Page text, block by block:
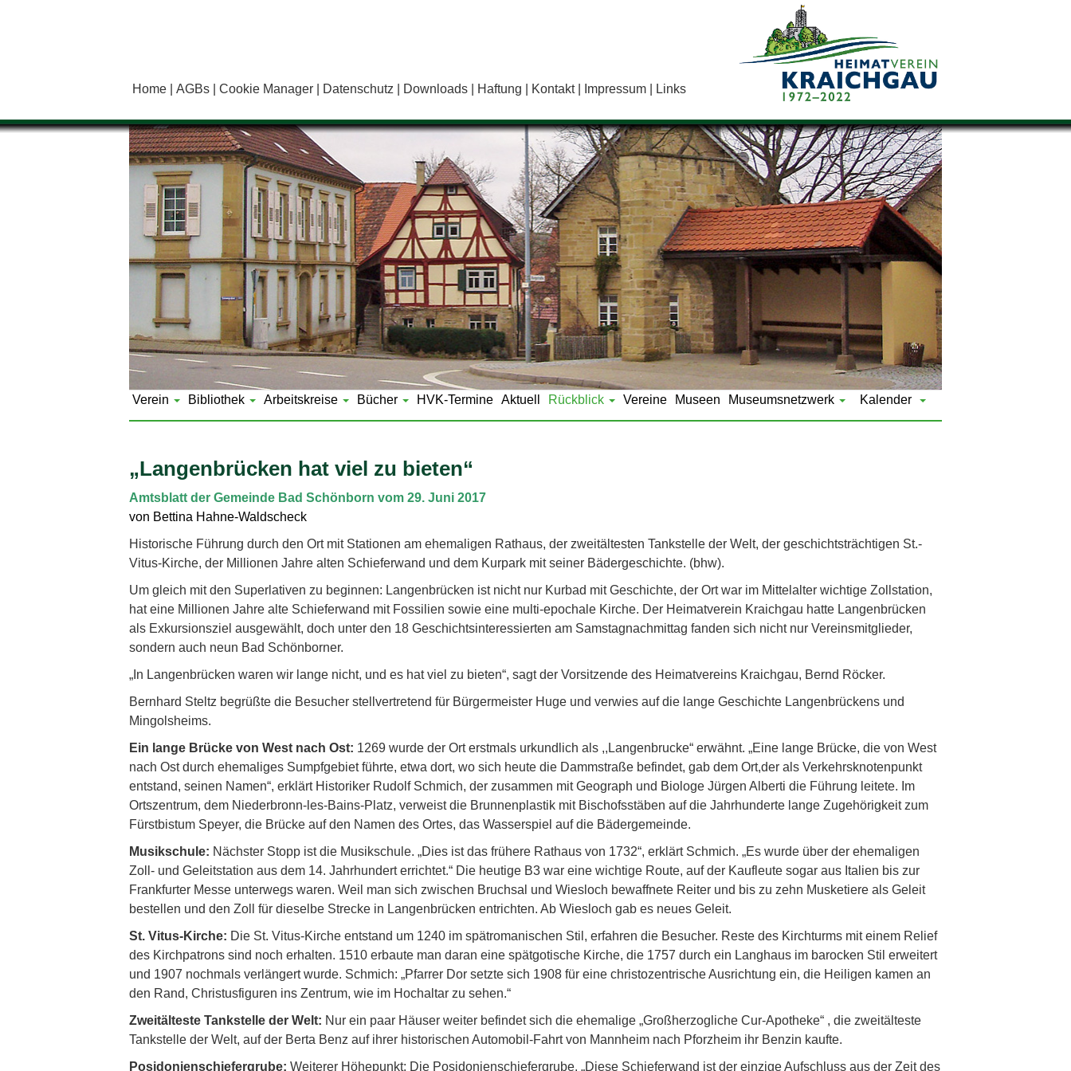
Home AGBs Cookie Manager Datenschutz Downloads Haftung Kontakt Impressum Links
Verein Bibliothek Arbeitskreise Bücher HVK-Termine Aktuell Rückblick Vereine Museen Museumsnetzwerk Kalender
„Langenbrücken hat viel zu bieten“
Amtsblatt der Gemeinde Bad Schönborn vom 29. Juni 2017
von Bettina Hahne-Waldscheck
Historische Führung durch den Ort mit Stationen am ehemaligen Rathaus, der zweitältesten Tankstelle der Welt, der geschichtsträchtigen St.-
Vitus-Kirche, der Millionen Jahre alten Schieferwand und dem Kurpark mit seiner Bädergeschichte. (bhw).
Um gleich mit den Superlativen zu beginnen: Langenbrücken ist nicht nur Kurbad mit Geschichte, der Ort war im Mittelalter wichtige Zollstation,
hat eine Millionen Jahre alte Schieferwand mit Fossilien sowie eine multi-epochale Kirche. Der Heimatverein Kraichgau hatte Langenbrücken
als Exkursionsziel ausgewählt, doch unter den 18 Geschichtsinteressierten am Samstagnachmittag fanden sich nicht nur Vereinsmitglieder,
sondern auch neun Bad Schönborner.
„In Langenbrücken waren wir lange nicht, und es hat viel zu bieten“, sagt der Vorsitzende des Heimatvereins Kraichgau, Bernd Röcker.
Bernhard Steltz begrüßte die Besucher stellvertretend für Bürgermeister Huge und verwies auf die lange Geschichte Langenbrückens und
Mingolsheims.
Ein lange Brücke von West nach Ost: 1269 wurde der Ort erstmals urkundlich als ,,Langenbrucke“ erwähnt. „Eine lange Brücke, die von West
nach Ost durch ehemaliges Sumpfgebiet führte, etwa dort, wo sich heute die Dammstraße befindet, gab dem Ort,der als Verkehrsknotenpunkt
entstand, seinen Namen“, erklärt Historiker Rudolf Schmich, der zusammen mit Geograph und Biologe Jürgen Alberti die Führung leitete. Im
Ortszentrum, dem Niederbronn-les-Bains-Platz, verweist die Brunnenplastik mit Bischofsstäben auf die Jahrhunderte lange Zugehörigkeit zum
Fürstbistum Speyer, die Brücke auf den Namen des Ortes, das Wasserspiel auf die Bädergemeinde.
Musikschule: Nächster Stopp ist die Musikschule. „Dies ist das frühere Rathaus von 1732“, erklärt Schmich. „Es wurde über der ehemaligen
Zoll- und Geleitstation aus dem 14. Jahrhundert errichtet.“ Die heutige B3 war eine wichtige Route, auf der Kaufleute sogar aus Italien bis zur
Frankfurter Messe unterwegs waren. Weil man sich zwischen Bruchsal und Wiesloch bewaffnete Reiter und bis zu zehn Musketiere als Geleit
bestellen und den Zoll für dieselbe Strecke in Langenbrücken entrichten. Ab Wiesloch gab es neues Geleit.
St. Vitus-Kirche: Die St. Vitus-Kirche entstand um 1240 im spätromanischen Stil, erfahren die Besucher. Reste des Kirchturms mit einem Relief
des Kirchpatrons sind noch erhalten. 1510 erbaute man daran eine spätgotische Kirche, die 1757 durch ein Langhaus im barocken Stil erweitert
und 1907 nochmals verlängert wurde. Schmich: „Pfarrer Dor setzte sich 1908 für eine christozentrische Ausrichtung ein, die Heiligen kamen an
den Rand, Christusfiguren ins Zentrum, wie im Hochaltar zu sehen.“
Zweitälteste Tankstelle der Welt: Nur ein paar Häuser weiter befindet sich die ehemalige „Großherzogliche Cur-Apotheke“ , die zweitälteste
Tankstelle der Welt, auf der Berta Benz auf ihrer historischen Automobil-Fahrt von Mannheim nach Pforzheim ihr Benzin kaufte.
Posidonienschiefergrube: Weiterer Höhepunkt: Die Posidonienschiefergrube. „Diese Schieferwand ist der einzige Aufschluss aus der Zeit des